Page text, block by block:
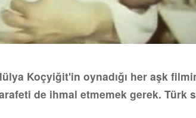
Koçyiğit'in oynadığı her aşk
de ihmal etmemek gerek. Türk